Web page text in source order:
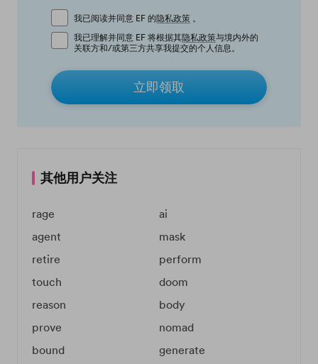
我已阅读并同意 EF 的隐私政策 。
我已理解并同意 EF 将根据其隐私政策与境内外的
关联方和/或第三方共享我提交的个人信息。
立即领取
其他用户关注
rage
ai
agent
mask
retire
perform
touch
doom
reason
body
prove
nomad
bound
generate